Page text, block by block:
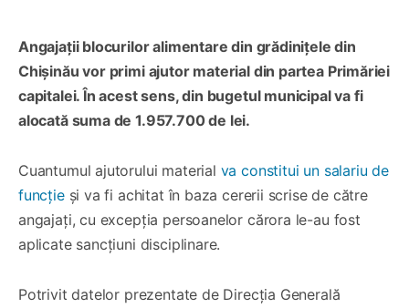
Angajații blocurilor alimentare din grădinițele din
Chișinău vor primi ajutor material din partea Primăriei
capitalei. În acest sens, din bugetul municipal va fi
alocată suma de 1.957.700 de lei.
Cuantumul ajutorului material va constitui un salariu de
funcțieși va fi achitat în baza cererii scrise de către
angajați, cu excepția persoanelor cărora le-au fost
aplicate sancțiuni disciplinare.
Potrivit datelor prezentate de Direcția Generală